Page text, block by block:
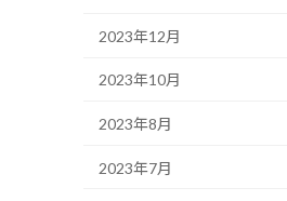
2023年12月
2023年10月
2023年8月
2023年7月